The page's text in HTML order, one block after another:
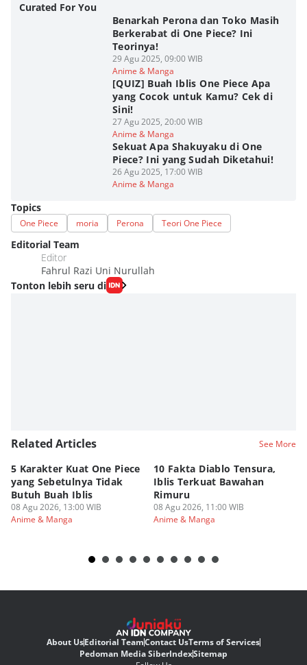
Curated For You
Benarkah Perona dan Toko Masih
Berkerabat di One Piece? Ini
Teorinya!
29 Agu 2025, 09:00 WIB
Anime & Manga
[QUIZ] Buah Iblis One Piece Apa
yang Cocok untuk Kamu? Cek di
Sini!
27 Agu 2025, 20:00 WIB
Anime & Manga
Sekuat Apa Shakuyaku di One
Piece? Ini yang Sudah Diketahui!
26 Agu 2025, 17:00 WIB
Anime & Manga
Topics
One Piece moria Perona Teori One Piece
Editorial Team
Editor
Fahrul Razi Uni Nurullah
Tonton lebih seru di
Related Articles See More
5 Karakter Kuat One Piece
yang Sebetulnya Tidak
Butuh Buah Iblis
08 Agu 2026, 13:00 WIB
Anime & Manga
10 Fakta Diablo Tensura,
Iblis Terkuat Bawahan
Rimuru
08 Agu 2026, 11:00 WIB
Anime & Manga
About UsEditorial TeamContact UsTerms of Services
Pedoman Media SiberIndexSitemap